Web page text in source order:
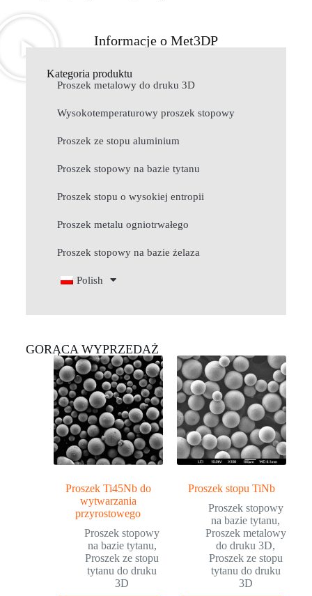
Informacje o Met3DP
Kategoria produktu
Proszek metalowy do druku 3D
Wysokotemperaturowy proszek stopowy
Proszek ze stopu aluminium
Proszek stopowy na bazie tytanu
Proszek stopu o wysokiej entropii
Proszek metalu ogniotrwałego
Proszek stopowy na bazie żelaza
Polish
GORĄCA WYPRZEDAŻ
Proszek Ti45Nb do
wytwarzania
przyrostowego
Proszek stopowy
na bazie tytanu,
Proszek ze stopu
tytanu do druku
3D
Proszek stopu TiNb
Proszek stopowy
na bazie tytanu,
Proszek metalowy
do druku 3D,
Proszek ze stopu
tytanu do druku
3D